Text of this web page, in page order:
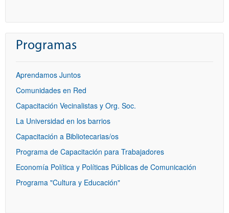
Programas
Aprendamos Juntos
Comunidades en Red
Capacitación Vecinalistas y Org. Soc.
La Universidad en los barrios
Capacitación a Bibliotecarias/os
Programa de Capacitación para Trabajadores
Economía Política y Políticas Públicas de Comunicación
Programa "Cultura y Educación"